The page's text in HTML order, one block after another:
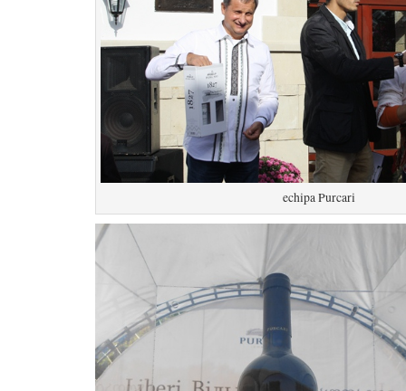
echipa Purcari